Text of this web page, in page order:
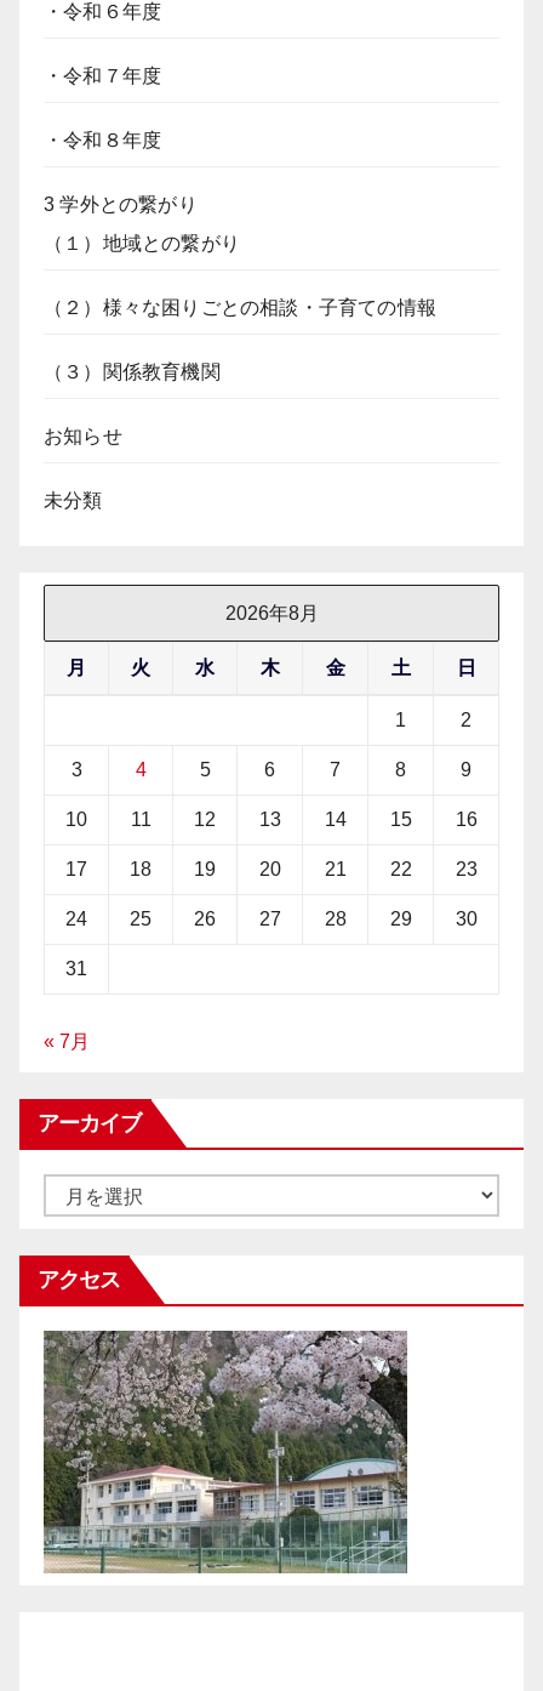
・令和６年度
・令和７年度
・令和８年度
3 学外との繋がり
（１）地域との繋がり
（２）様々な困りごとの相談・子育ての情報
（３）関係教育機関
お知らせ
未分類
2026年8月
月 火 水 木 金 土 日
1 2
3 4 5 6 7 8 9
10 11 12 13 14 15 16
17 18 19 20 21 22 23
24 25 26 27 28 29 30
31
« 7月
アーカイブ
ブ
アクセス